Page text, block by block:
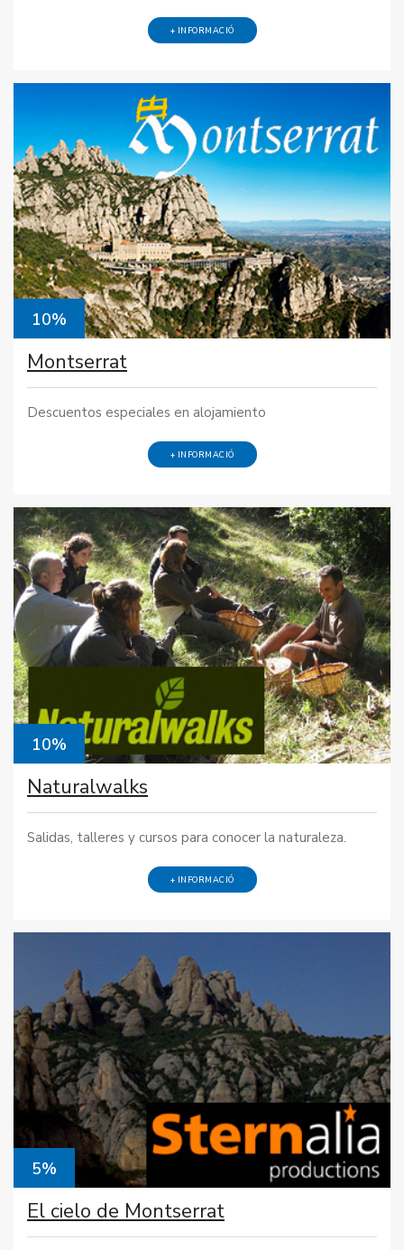
+ INFORMACIÓ
10%
Montserrat
Descuentos especiales en alojamiento
+ INFORMACIÓ
10%
Naturalwalks
Salidas, talleres y cursos para conocer la naturaleza.
+ INFORMACIÓ
5%
El cielo de Montserrat